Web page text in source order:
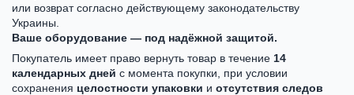
или возврат согласно действующему законодательству
Украины.
Ваше оборудование — под надёжной защитой.
Покупатель имеет право вернуть товар в течение 14
календарных дней с момента покупки, при условии
сохранения целостности упаковки и отсутствия следов